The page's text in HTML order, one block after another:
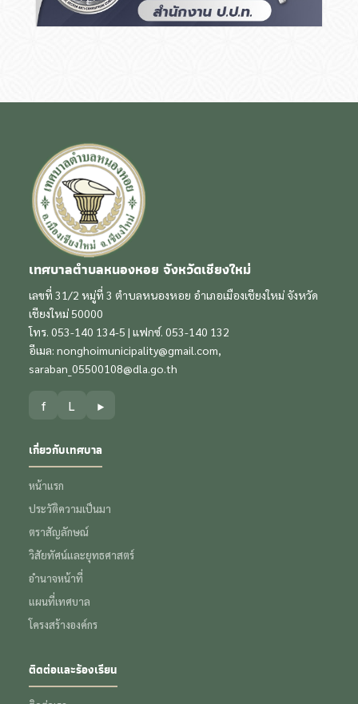
เทศบาลตำบลหนองหอย จังหวัดเชียงใหม่
เลขที่ 31/2 หมู่ที่ 3 ตำบลหนองหอย อำเภอเมืองเชียงใหม่ จังหวัด
เชียงใหม่ 50000
โทร. 053-140 134-5 | แฟกซ์. 053-140 132
อีเมล: nonghoimunicipality@gmail.com,
saraban_05500108@dla.go.th
f L ▶
เกี่ยวกับเทศบาล
หน้าแรก
ประวัติความเป็นมา
ตราสัญลักษณ์
วิสัยทัศน์และยุทธศาสตร์
อำนาจหน้าที่
แผนที่เทศบาล
โครงสร้างองค์กร
ติดต่อและร้องเรียน